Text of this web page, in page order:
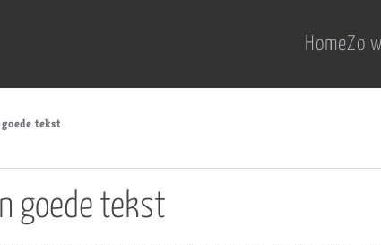
HomeZo
tekst
goede tekst